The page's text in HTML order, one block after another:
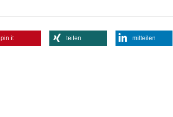
pin it teilen mitteilen